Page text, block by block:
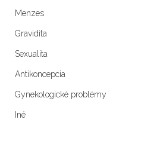
Menzes
Gravidita
Sexualita
Antikoncepcia
Gynekologické problémy
Iné